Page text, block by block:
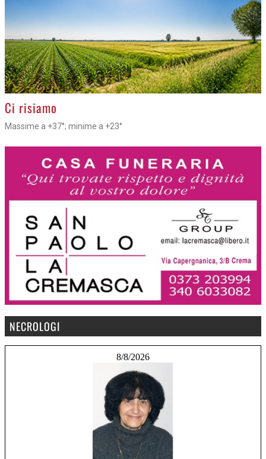
>
Ci risiamo
Massime a +37°; minime a +23°
NECROLOGI
8/8/2026